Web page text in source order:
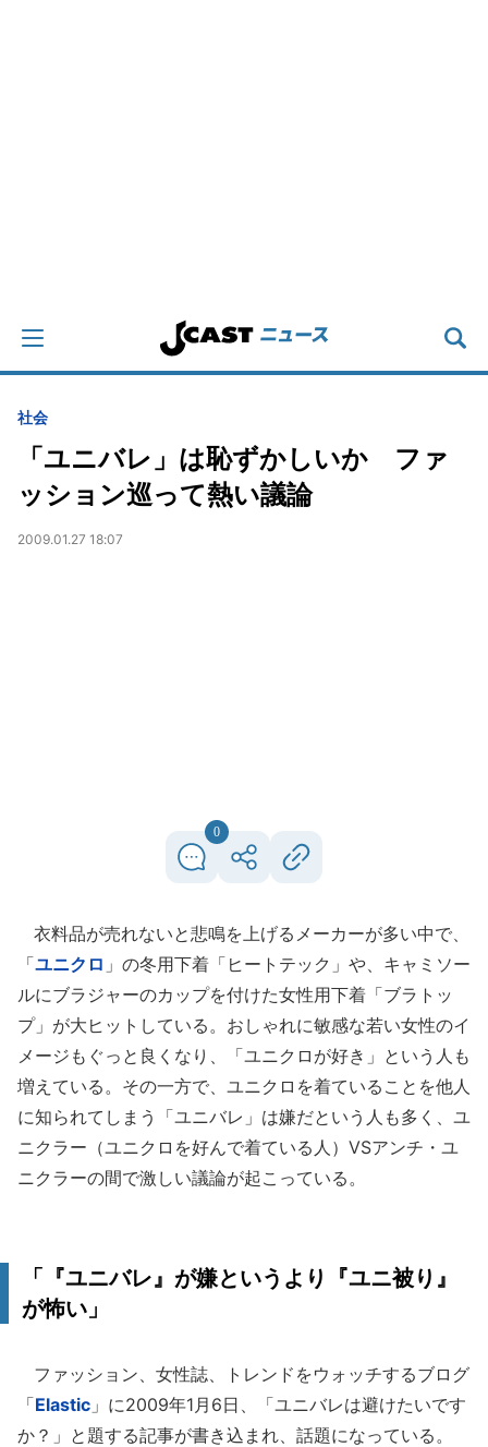
社会
「ユニバレ」は恥ずかしいか ファ
ッション巡って熱い議論
2009.01.27 18:07
0
衣料品が売れないと悲鳴を上げるメーカーが多い中で、
「ユニクロ 」の冬用下着「ヒートテック」や、キャミソー
ルにブラジャーのカップを付けた女性用下着「ブラトッ
プ」が大ヒットしている。おしゃれに敏感な若い女性のイ
メージもぐっと良くなり、「ユニクロが好き」という人も
増えている。その一方で、ユニクロを着ていることを他人
に知られてしまう「ユニバレ」は嫌だという人も多く、ユ
ニクラー（ユニクロを好んで着ている人）VSアンチ・ユ
ニクラーの間で激しい議論が起こっている。
「『ユニバレ』が嫌というより『ユニ被り』
が怖い」
ファッション、女性誌、トレンドをウォッチするブログ
「Elastic 」に2009年1月6日、「ユニバレは避けたいです
か？」と題する記事が書き込まれ、話題になっている。